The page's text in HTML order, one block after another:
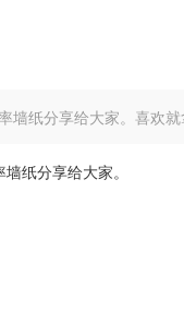
纸分享给大家。喜欢就
纸分享给大家。